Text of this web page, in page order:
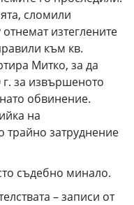
сломили
изтеглените
към кв.
Митко, за да
г. за извършеното
обвинение.
на
трайно затруднение
съдебно минало.
– записи от